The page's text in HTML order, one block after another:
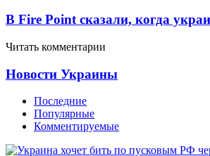
В Fire Point сказали, когда
Читать комментарии
Новости Украины
Последние
Популярные
Комментируемые